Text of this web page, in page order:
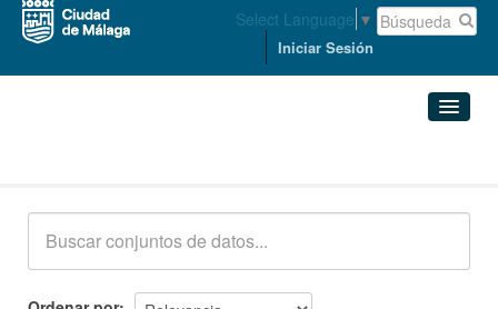
Select Language ▼
Iniciar Sesión